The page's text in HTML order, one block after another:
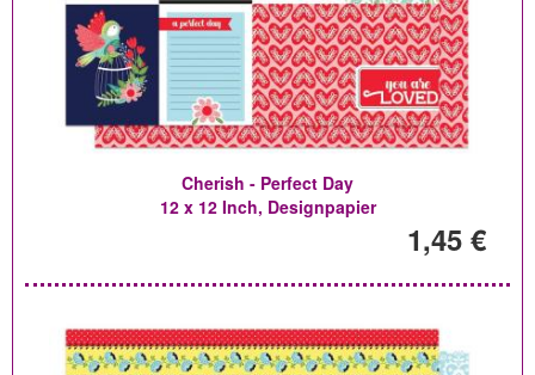
Cherish - Perfect Day
12 x 12 Inch, Designpapier
1,45 €